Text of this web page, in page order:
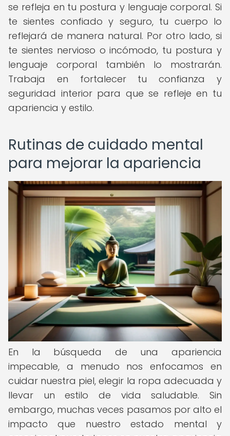
se refleja en tu postura y lenguaje corporal. Si
te sientes confiado y seguro, tu cuerpo lo
reflejará de manera natural. Por otro lado, si
te sientes nervioso o incómodo, tu postura y
lenguaje corporal también lo mostrarán.
Trabaja en fortalecer tu confianza y
seguridad interior para que se refleje en tu
apariencia y estilo.
Rutinas de cuidado mental
para mejorar la apariencia
En la búsqueda de una apariencia
impecable, a menudo nos enfocamos en
cuidar nuestra piel, elegir la ropa adecuada y
llevar un estilo de vida saludable. Sin
embargo, muchas veces pasamos por alto el
impacto que nuestro estado mental y